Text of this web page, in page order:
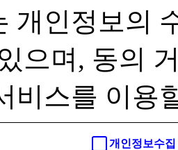
개인정보의
으며, 동의
비스를 이용
개인정보수